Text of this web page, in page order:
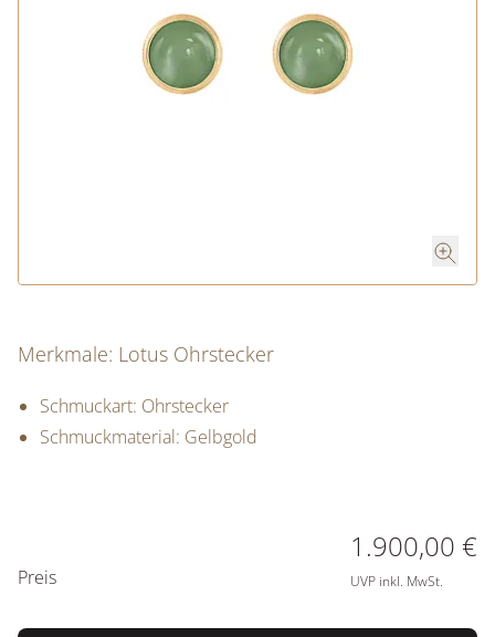
Merkmale: Lotus Ohrstecker
Schmuckart: Ohrstecker
Schmuckmaterial: Gelbgold
Preis
1.900,00 €
UVP inkl. MwSt.